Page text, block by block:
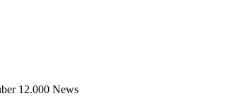
12.000 News